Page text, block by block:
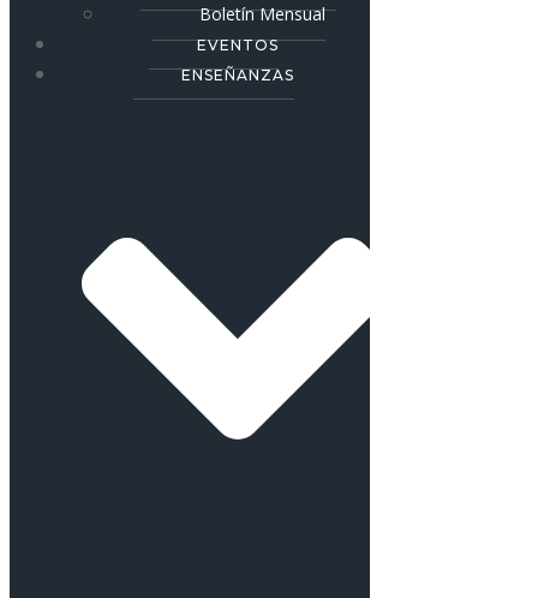
Boletín Mensual
EVENTOS
ENSEÑANZAS